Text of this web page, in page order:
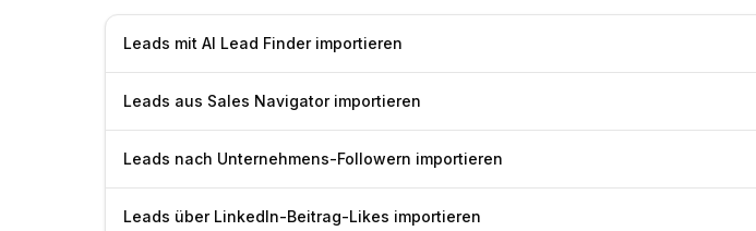
Leads mit AI Lead Finder importieren
Leads aus Sales Navigator importieren
Leads nach Unternehmens-Followern importieren
Leads über LinkedIn-Beitrag-Likes importieren